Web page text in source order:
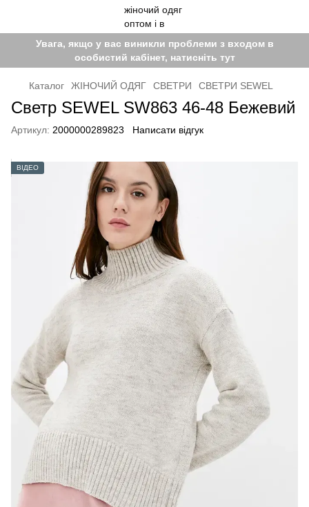
Увага, якщо у вас виникли проблеми з входом в
особистий кабінет, натисніть тут
Каталог ЖІНОЧИЙ ОДЯГ СВЕТРИ СВЕТРИ SEWEL
Светр SEWEL SW863 46-48 Бежевий
Артикул: 2000000289823 Написати відгук
ВІДЕО